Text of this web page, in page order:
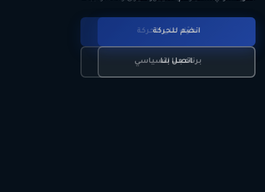
تعرّف على الحركة
برنامجنا السياسي
انضم للحركة
اتصل بنا